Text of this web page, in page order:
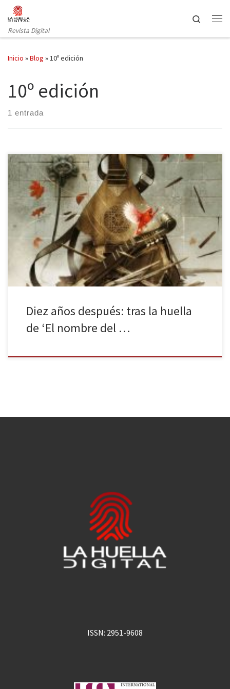
Saltar al contenido
Revista Digital
Search
Inicio »Blog »10º edición
10º edición
1 entrada
Probablemente, sin ir más lejos de la verdad, muchas personas
conozcan la obra que llevó al éxito a Patrick Rothfuss. Este gran
autor se hizo un hueco entre los escritores más conocidos de
literatura fantástica, como J. R. Tolkien, George R. R. Martin,
Brandon Sanderson, Andrzej Sapkowski, entre otros. De […]
Diez años después: tras la huella
de ‘El nombre del …
ISSN: 2951-9608